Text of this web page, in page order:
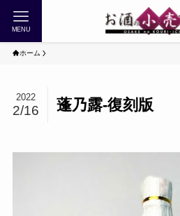
MENU
ホーム
蓬乃露-復刻版
2022
2/16